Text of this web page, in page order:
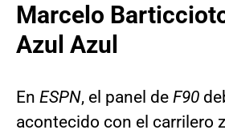
Marcelo
Azul Azul
En ESPN, el panel de F90
acontecido con el carrilero